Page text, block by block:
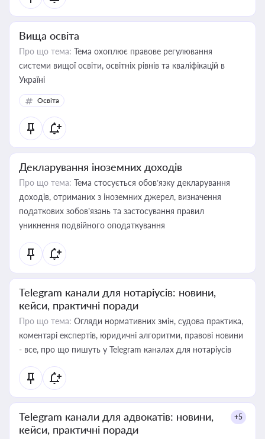
Вища освіта
Про що тема: Тема охоплює правове регулювання
системи вищої освіти, освітніх рівнів та кваліфікацій в
Україні
Освіта
Декларування іноземних доходів
Про що тема: Тема стосується обов’язку декларування
доходів, отриманих з іноземних джерел, визначення
податкових зобов’язань та застосування правил
уникнення подвійного оподаткування
Telegram канали для нотаріусів: новини,
кейси, практичні поради
Про що тема: Огляди нормативних змін, судова практика,
коментарі експертів, юридичні алгоритми, правові новини
- все, про що пишуть у Telegram каналах для нотаріусів
Telegram канали для адвокатів: новини,
кейси, практичні поради
+5